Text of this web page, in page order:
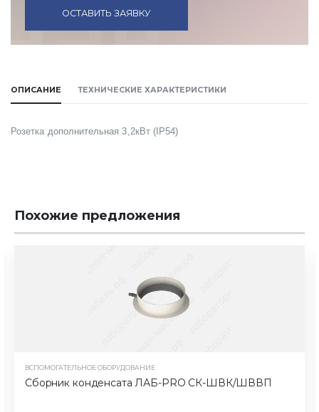
ОСТАВИТЬ ЗАЯВКУ
ОПИСАНИЕ ТЕХНИЧЕСКИЕ ХАРАКТЕРИСТИКИ
Розетка дополнительная 3,2кВт (IP54)
Похожие предложения
ВСПОМОГАТЕЛЬНОЕ ОБОРУДОВАНИЕ
Сборник конденсата ЛАБ-PRO СК-ШВК/ШВВП